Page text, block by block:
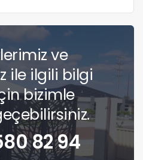
ve
ile ilgili bilgi
bizimle
82 94